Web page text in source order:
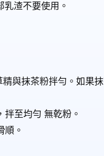
渣不要使用。
與抹茶粉拌勻。如果
至均勻 無乾粉。
順。